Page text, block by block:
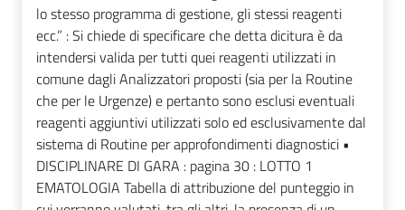
lo stesso programma di gestione, gli stessi reagenti
ecc.” : Si chiede di specificare che detta dicitura è da
intendersi valida per tutti quei reagenti utilizzati in
comune dagli Analizzatori proposti (sia per la Routine
che per le Urgenze) e pertanto sono esclusi eventuali
reagenti aggiuntivi utilizzati solo ed esclusivamente dal
sistema di Routine per approfondimenti diagnostici •
DISCIPLINARE DI GARA : pagina 30 : LOTTO 1
EMATOLOGIA Tabella di attribuzione del punteggio in